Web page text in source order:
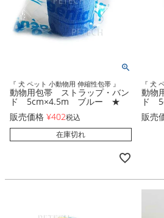
『 犬 ペット 小動物用 伸縮性包帯 』
動物用包帯 ストラップ・バン
ド 5cm×4.5m ブルー ★
販売価格 ¥402税込
在庫切れ
『 犬
動物
ド
販売